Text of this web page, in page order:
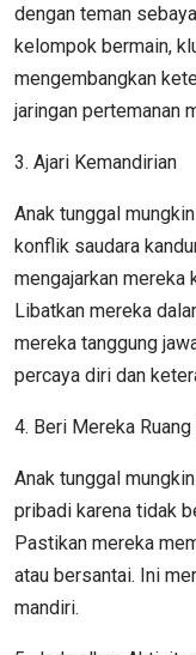
dengan teman
kelompok bermain,
mengembangkan
jaringan pertemanan
3. Ajari Kemandirian
Anak tunggal
konflik saudara
mengajarkan mereka
Libatkan mereka
mereka tanggung
percaya diri dan
4. Beri Mereka
Anak tunggal
pribadi karena tidak
Pastikan mereka
atau bersantai. Ini
mandiri.